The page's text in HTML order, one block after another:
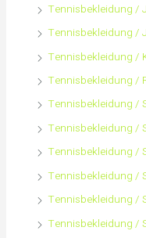
Tennisbekleidung /
Tennisbekleidung /
Tennisbekleidung /
Tennisbekleidung /
Tennisbekleidung /
Tennisbekleidung /
Tennisbekleidung /
Tennisbekleidung /
Tennisbekleidung /
Tennisbekleidung /